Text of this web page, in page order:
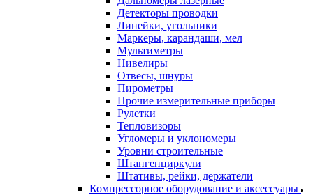
Детекторы проводки
Линейки, угольники
Маркеры, карандаши, мел
Мультиметры
Нивелиры
Отвесы, шнуры
Пирометры
Прочие измерительные приборы
Рулетки
Тепловизоры
Угломеры и уклономеры
Уровни строительные
Штангенциркули
Штативы, рейки, держатели
Компрессорное оборудование и аксессуары